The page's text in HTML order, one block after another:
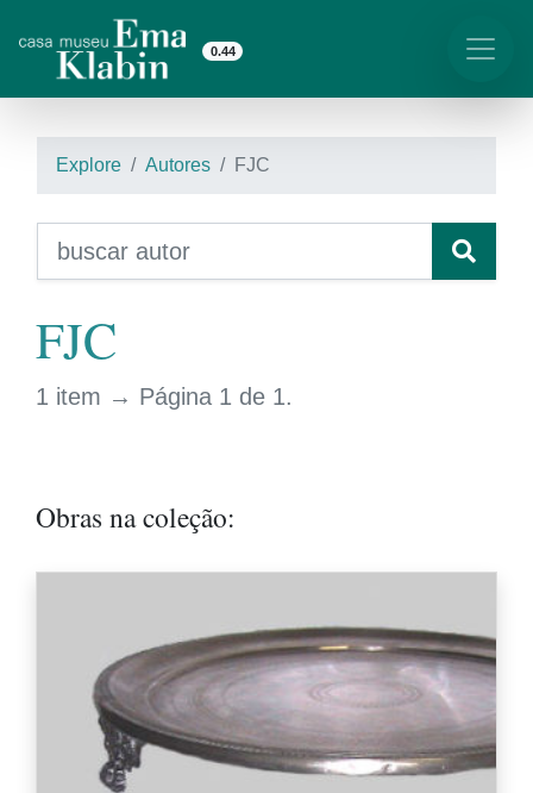
0.44
Explore Autores FJC
FJC
1 item → Página 1 de 1.
Obras na coleção: